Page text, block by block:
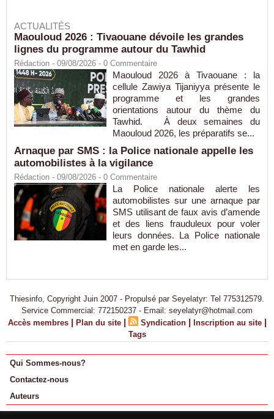
ACTUALITÉS
Maouloud 2026 : Tivaouane dévoile les grandes
lignes du programme autour du Tawhid
Rédaction - 09/08/2026 - 0 Commentaire
Maouloud 2026 à Tivaouane : la
cellule Zawiya Tijaniyya présente le
programme et les grandes
orientations autour du thème du
Tawhid. À deux semaines du
Maouloud 2026, les préparatifs se...
Arnaque par SMS : la Police nationale appelle les
automobilistes à la vigilance
Rédaction - 09/08/2026 - 0 Commentaire
La Police nationale alerte les
automobilistes sur une arnaque par
SMS utilisant de faux avis d’amende
et des liens frauduleux pour voler
leurs données. La Police nationale
met en garde les...
Thiesinfo, Copyright Juin 2007 - Propulsé par Seyelatyr: Tel 775312579.
Service Commercial: 772150237 - Email: seyelatyr@hotmail.com
Accès membres | Plan du site | Syndication | Inscription au site |
Tags
Qui Sommes-nous?
Contactez-nous
Auteurs